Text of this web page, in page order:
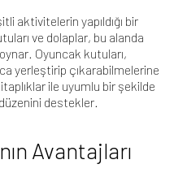
aktivitelerin yapıldığı bir
ve dolaplar, bu alanda
Oyuncak kutuları,
yerleştirip çıkarabilmelerine
ile uyumlu bir şekilde
destekler.
Avantajları